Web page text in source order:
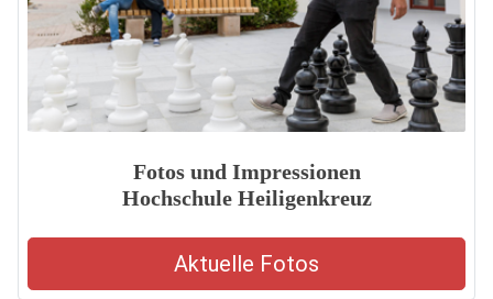
Fotos und Impressionen
Hochschule Heiligenkreuz
Aktuelle Fotos